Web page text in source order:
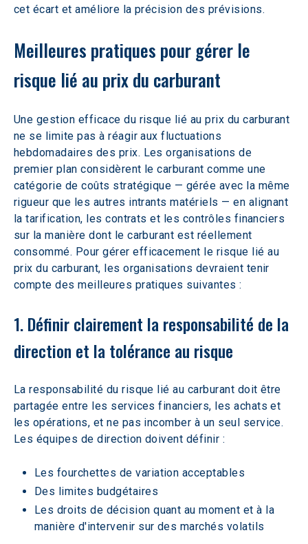
cet écart et améliore la précision des prévisions.
Meilleures pratiques pour gérer le
risque lié au prix du carburant
Une gestion efficace du risque lié au prix du carburant
ne se limite pas à réagir aux fluctuations
hebdomadaires des prix. Les organisations de
premier plan considèrent le carburant comme une
catégorie de coûts stratégique — gérée avec la même
rigueur que les autres intrants matériels — en alignant
la tarification, les contrats et les contrôles financiers
sur la manière dont le carburant est réellement
consommé. Pour gérer efficacement le risque lié au
prix du carburant, les organisations devraient tenir
compte des meilleures pratiques suivantes :
1. Définir clairement la responsabilité de la
direction et la tolérance au risque
La responsabilité du risque lié au carburant doit être
partagée entre les services financiers, les achats et
les opérations, et ne pas incomber à un seul service.
Les équipes de direction doivent définir :
Les fourchettes de variation acceptables
Des limites budgétaires
Les droits de décision quant au moment et à la
manière d'intervenir sur des marchés volatils